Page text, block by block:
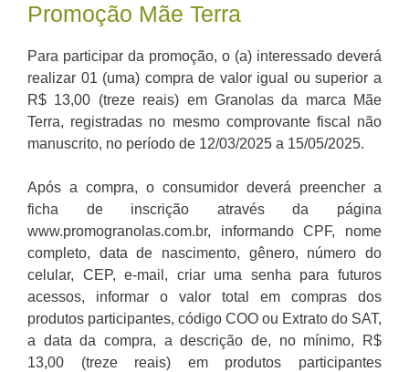
Promoção Mãe Terra
Para participar da promoção, o (a) interessado deverá
realizar 01 (uma) compra de valor igual ou superior a
R$ 13,00 (treze reais) em Granolas da marca Mãe
Terra, registradas no mesmo comprovante fiscal não
manuscrito, no período de 12/03/2025 a 15/05/2025.
Após a compra, o consumidor deverá preencher a
ficha de inscrição através da página
www.promogranolas.com.br, informando CPF, nome
completo, data de nascimento, gênero, número do
celular, CEP, e-mail, criar uma senha para futuros
acessos, informar o valor total em compras dos
produtos participantes, código COO ou Extrato do SAT,
a data da compra, a descrição de, no mínimo, R$
13,00 (treze reais) em produtos participantes